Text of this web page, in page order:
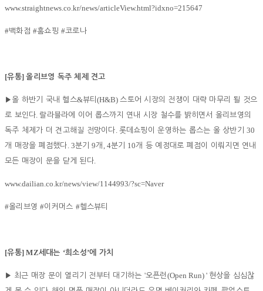
www.straightnews.co.kr/news/articleView.html?idxno=215647
#백화점#홈쇼핑#코로나
[유통]올리브영 독주 체제 견고
▶올 하반기 국내 헬스&뷰티(H&B)스토어 시장의 전쟁이 대략 마무리 될 것으
로 보인다. 랄라블라에 이어 롭스까지 연내 시장 철수를 밝히면서 올리브영의
독주 체제가 더 견고해질 전망이다. 롯데쇼핑이 운영하는 롭스는 올 상반기30
개 매장을 폐점했다. 3분기9개 , 4분기 10개 등 예정대로 폐점이 이뤄지면 연내
모든 매장이 문을 닫게 된다.
www.dailian.co.kr/news/view/1144993/?sc=Naver
#올리브영#이커머스 #헬스뷰티
[유통] MZ세대는 ‘희소성’에 가치
▶ 최근 매장 문이 열리기 전부터 대기하는 '오픈런 (Open Run) ' 현상을 심심찮